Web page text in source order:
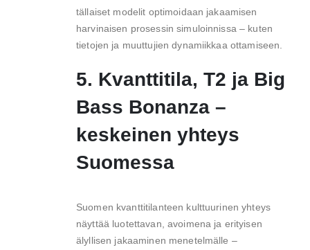
tällaiset modelit optimoidaan jakaamisen
harvinaisen prosessin simuloinnissa – kuten
tietojen ja muuttujien dynamiikkaa ottamiseen.
5. Kvanttitila, T2 ja Big
Bass Bonanza –
keskeinen yhteys
Suomessa
Suomen kvanttitilanteen kulttuurinen yhteys
näyttää luotettavan, avoimena ja erityisen
älyllisen jakaaminen menetelmälle –